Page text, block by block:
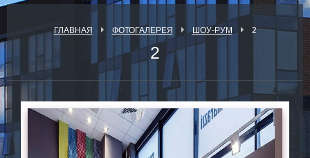
ГЛАВНАЯ ФОТОГАЛЕРЕЯ ШОУ-РУМ 2
2